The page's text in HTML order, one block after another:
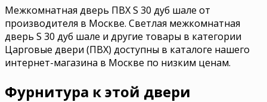
Межкомнатная дверь ПВХ S 30 дуб шале от
производителя в Москве. Светлая межкомнатная
дверь S 30 дуб шале и другие товары в категории
Царговые двери (ПВХ) доступны в каталоге нашего
интернет-магазина в Москве по низким ценам.
Фурнитура к этой двери